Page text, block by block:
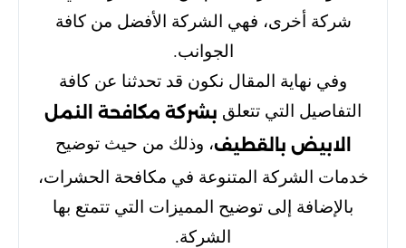
شركة أخرى، فهي الشركة الأفضل من كافة
الجوانب.
وفي نهاية المقال نكون قد تحدثنا عن كافة
التفاصيل التي تتعلق بشركة مكافحة النمل
الابيض بالقطيف، وذلك من حيث توضيح
خدمات الشركة المتنوعة في مكافحة الحشرات،
بالإضافة إلى توضيح المميزات التي تتمتع بها
الشركة.